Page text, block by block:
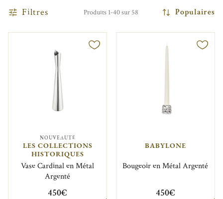
Filtres Produits 1-40 sur 58 Populaires
NOUVEAUTÉ
LES COLLECTIONS
HISTORIQUES
Vase Cardinal en Métal
Argenté
450€
BABYLONE
Bougeoir en Métal Argenté
450€